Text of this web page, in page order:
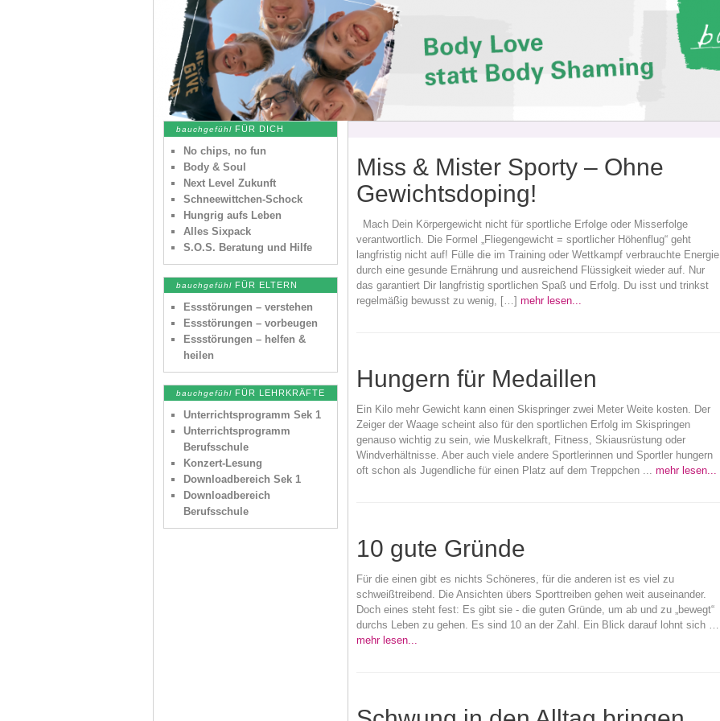
bauchgefühl FÜR DICH
No chips, no fun
Body & Soul
Next Level Zukunft
Schneewittchen-Schock
Hungrig aufs Leben
Alles Sixpack
S.O.S. Beratung und Hilfe
bauchgefühl FÜR ELTERN
Essstörungen – verstehen
Essstörungen – vorbeugen
Essstörungen – helfen &
heilen
bauchgefühl FÜR LEHRKRÄFTE
Unterrichtsprogramm Sek 1
Unterrichtsprogramm
Berufsschule
Konzert-Lesung
Downloadbereich Sek 1
Downloadbereich
Berufsschule
Miss & Mister Sporty – Ohne
Gewichtsdoping!
Mach Dein Körpergewicht nicht für sportliche Erfolge oder Misserfolge
verantwortlich. Die Formel „Fliegengewicht = sportlicher Höhenflug“ geht
langfristig nicht auf! Fülle die im Training oder Wettkampf verbrauchte Energie
durch eine gesunde Ernährung und ausreichend Flüssigkeit wieder auf. Nur
das garantiert Dir langfristig sportlichen Spaß und Erfolg. Du isst und trinkst
regelmäßig bewusst zu wenig, […] mehr lesen...
Hungern für Medaillen
Ein Kilo mehr Gewicht kann einen Skispringer zwei Meter Weite kosten. Der
Zeiger der Waage scheint also für den sportlichen Erfolg im Skispringen
genauso wichtig zu sein, wie Muskelkraft, Fitness, Skiausrüstung oder
Windverhältnisse. Aber auch viele andere Sportlerinnen und Sportler hungern
oft schon als Jugendliche für einen Platz auf dem Treppchen ... mehr lesen...
10 gute Gründe
Für die einen gibt es nichts Schöneres, für die anderen ist es viel zu
schweißtreibend. Die Ansichten übers Sporttreiben gehen weit auseinander.
Doch eines steht fest: Es gibt sie - die guten Gründe, um ab und zu „bewegt“
durchs Leben zu gehen. Es sind 10 an der Zahl. Ein Blick darauf lohnt sich …
mehr lesen...